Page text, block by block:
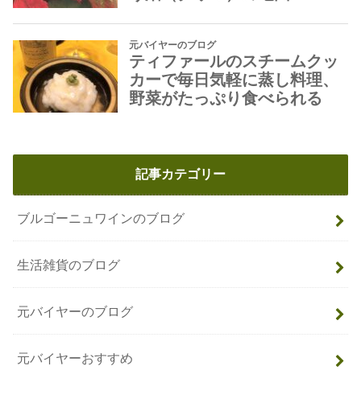
記事カテゴリー
ブルゴーニュワインのブログ
生活雑貨のブログ
元バイヤーのブログ
元バイヤーおすすめ